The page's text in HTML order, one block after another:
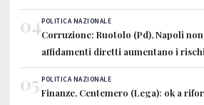
04POLITICA NAZIONALE
Corruzione: Ruotolo (Pd), Napoli
affidamenti diretti aumentano i rischi
05 POLITICA NAZIONALE
Finanze, Centemero (Lega): ok a